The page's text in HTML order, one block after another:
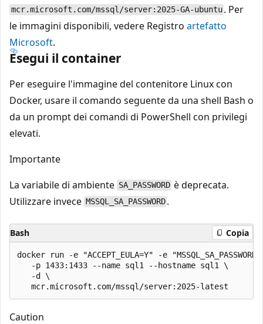
mcr.microsoft.com/mssql/server:2025-GA-ubuntu . Per
le immagini disponibili, vedere Registro artefatto
Microsoft.
Esegui il container
Per eseguire l'immagine del contenitore Linux con
Docker, usare il comando seguente da una shell Bash o
da un prompt dei comandi di PowerShell con privilegi
elevati.
Importante
La variabile di ambiente SA_PASSWORD è deprecata.
Utilizzare invece MSSQL_SA_PASSWORD .
Bash Copia
docker run -e "ACCEPT_EULA=Y" -e
   -p 1433:1433 --name sql1 --hostname sql1 \
   -d \
Caution